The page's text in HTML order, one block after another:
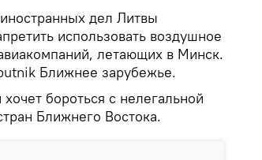
дел Литвы
использовать воздушное
летающих в Минск.
Ближнее зарубежье.
бороться с нелегальной
Ближнего Востока.